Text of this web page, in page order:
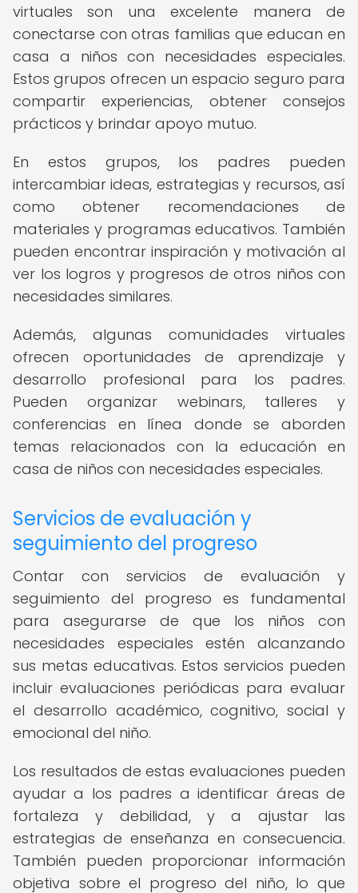
virtuales son una excelente manera de
conectarse con otras familias que educan en
casa a niños con necesidades especiales.
Estos grupos ofrecen un espacio seguro para
compartir experiencias, obtener consejos
prácticos y brindar apoyo mutuo.
En estos grupos, los padres pueden
intercambiar ideas, estrategias y recursos, así
como obtener recomendaciones de
materiales y programas educativos. También
pueden encontrar inspiración y motivación al
ver los logros y progresos de otros niños con
necesidades similares.
Además, algunas comunidades virtuales
ofrecen oportunidades de aprendizaje y
desarrollo profesional para los padres.
Pueden organizar webinars, talleres y
conferencias en línea donde se aborden
temas relacionados con la educación en
casa de niños con necesidades especiales.
Servicios de evaluación y
seguimiento del progreso
Contar con servicios de evaluación y
seguimiento del progreso es fundamental
para asegurarse de que los niños con
necesidades especiales estén alcanzando
sus metas educativas. Estos servicios pueden
incluir evaluaciones periódicas para evaluar
el desarrollo académico, cognitivo, social y
emocional del niño.
Los resultados de estas evaluaciones pueden
ayudar a los padres a identificar áreas de
fortaleza y debilidad, y a ajustar las
estrategias de enseñanza en consecuencia.
También pueden proporcionar información
objetiva sobre el progreso del niño, lo que